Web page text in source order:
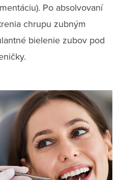
Po absolvovaní
chrupu zubným
bielenie zubov pod